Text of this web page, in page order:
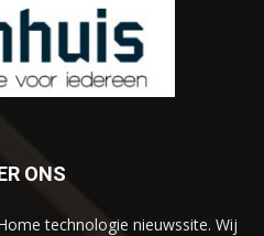
ONS
technologie nieuwssite. Wij